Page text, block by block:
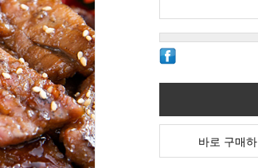
바로 구매